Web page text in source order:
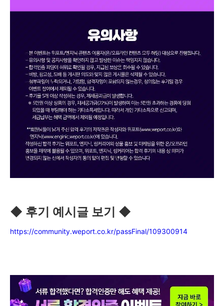
◆ 후기 예시글 보기 ◆
https://community.weport.co.kr/passFinal/109300914